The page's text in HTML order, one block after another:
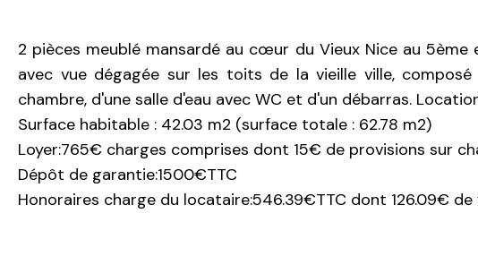
2 pièces meublé mansardé au cœur du Vieux Nice au 5ème
avec vue dégagée sur les toits de la vieille ville, composé
chambre, d'une salle d'eau avec WC et d'un débarras.
Surface habitable : 42.03 m2 (surface totale : 62.78 m2)
Loyer:765€ charges comprises dont 15€ de provisions sur
Dépôt de garantie:1500€TTC
Honoraires charge du locataire:546.39€TTC dont 126.09€